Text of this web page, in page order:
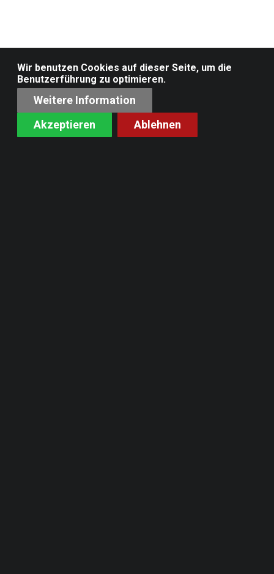
Wir benutzen Cookies auf dieser Seite, um die
Benutzerführung zu optimieren.
Weitere Information
Akzeptieren
Ablehnen